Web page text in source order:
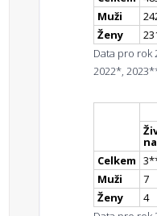
Muži
Ženy
Data pro rok
2022*,
Celkem 3*
Muži
7
Ženy
4